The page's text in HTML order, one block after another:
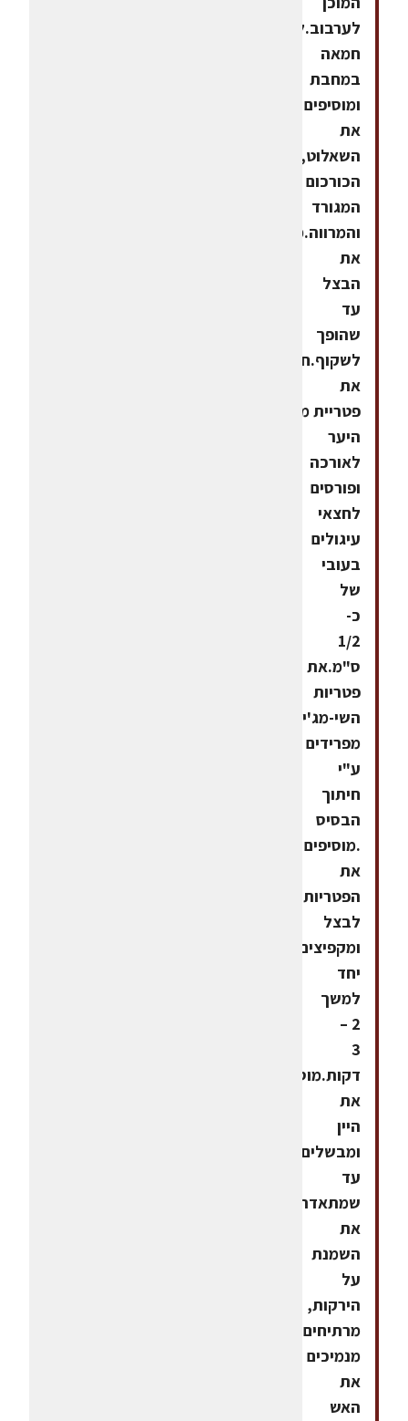
לערבוב.לרוטב:ממיסים
חמאה
במחבת
ומוסיפים
את
השאלוט,
הכורכום
המגורד
והמרווה.מאדים
את
הבצל
עד
שהופך
לשקוף.חותכים
את
פטריית מלך
היער
לאורכה
ופורסים
לחצאי
עיגולים
בעובי
של
כ-
1/2
ס"מ.את
פטריות
השי-מג'י
מפרידים
ע"י
חיתוך
הבסיס
.מוסיפים
את
הפטריות
לבצל
ומקפיצים
יחד
למשך
2 –
3
דקות.מוסיפים
את
היין
ומבשלים
עד
שמתאדה.יוצקים
את
השמנת
על
הירקות,
מרתיחים,
מנמיכים
את
האש